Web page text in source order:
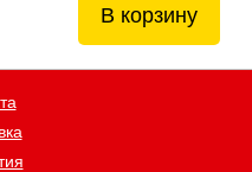
В корзину